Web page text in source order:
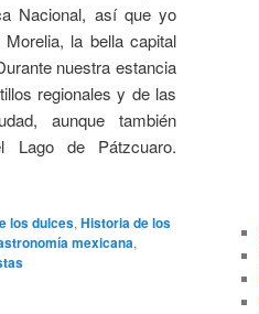
Nacional, así que yo
la bella capital
nuestra estancia
regionales y de las
aunque también
Lago de Pátzcuaro.
los dulces, Historia de los
mexicana,